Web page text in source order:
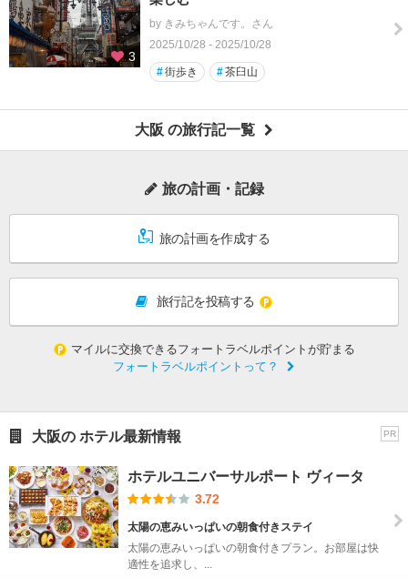
3
by きみちゃんです。さん
2025/10/28 - 2025/10/28
#街歩き #茶臼山
大阪 の旅行記一覧
旅の計画・記録
旅の計画を作成する
旅行記を投稿する
マイルに交換できるフォートラベルポイントが貯まる
フォートラベルポイントって？
PR
大阪の ホテル最新情報
ホテルユニバーサルポート ヴィータ
3.72
太陽の恵みいっぱいの朝食付きステイ
太陽の恵みいっぱいの朝食付きプラン。お部屋は快
適性を追求し、...